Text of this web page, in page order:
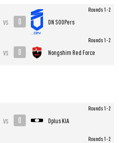
vs 0 DN SOOPers
Rounds 1-2
vs 0 Nongshim Red Force
Rounds 1-2
vs 0 Dplus KIA
Rounds 1-2
Rounds 1-2